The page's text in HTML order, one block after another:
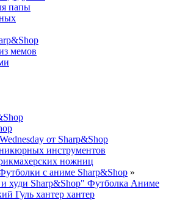
папы
мемов
от Sharp&Shop
инструментов
ножниц
с аниме Sharp&Shop »
худи Sharp&Shop" Футболка Аниме
Гуль хантер хантер